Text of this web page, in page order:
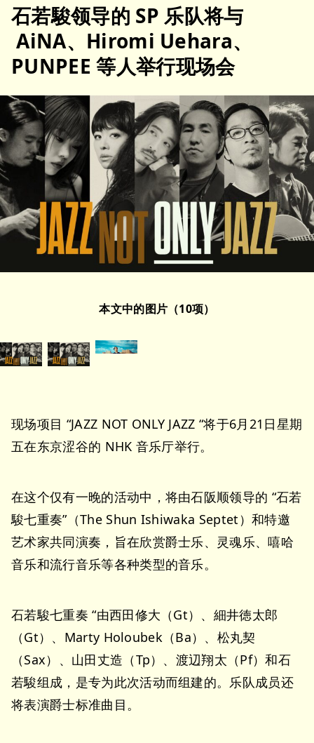
石若駿领导的 SP 乐队将与
AiNA、Hiromi Uehara、
PUNPEE 等人举行现场会
本文中的图片（10项）
现场项目 “JAZZ NOT ONLY JAZZ “将于6月21日星期
五在东京涩谷的 NHK 音乐厅举行。
在这个仅有一晚的活动中，将由石阪顺领导的 “石若
駿七重奏”（The Shun Ishiwaka Septet）和特邀
艺术家共同演奏，旨在欣赏爵士乐、灵魂乐、嘻哈
音乐和流行音乐等各种类型的音乐。
石若駿七重奏 “由西田修大（Gt）、細井徳太郎
（Gt）、Marty Holoubek（Ba）、松丸契
（Sax）、山田丈造（Tp）、渡辺翔太（Pf）和石
若駿组成，是专为此次活动而组建的。乐队成员还
将表演爵士标准曲目。